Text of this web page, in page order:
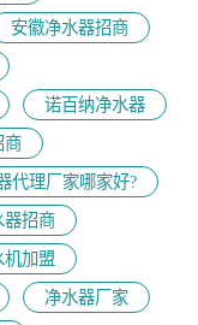
安徽净水器招商
诺百纳净水器
商
代理厂家哪家好?
器招商
机加盟
净水器厂家